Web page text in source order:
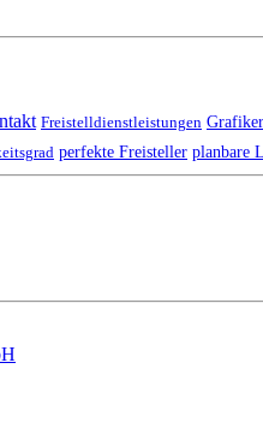
Freistelldienstleistungen Grafiker
perfekte Freisteller planbare